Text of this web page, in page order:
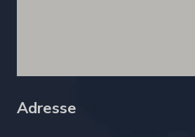
Adresse